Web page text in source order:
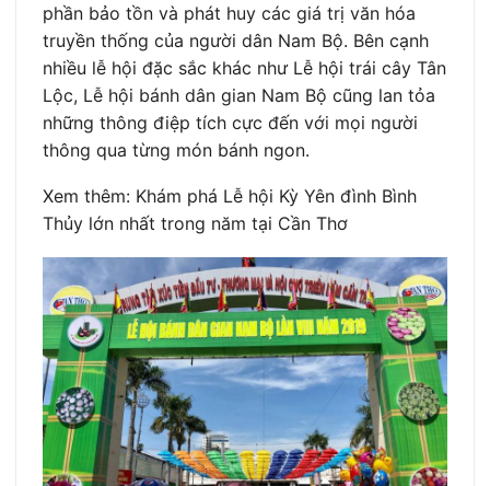
phần bảo tồn và phát huy các giá trị văn hóa
truyền thống của người dân Nam Bộ. Bên cạnh
nhiều lễ hội đặc sắc khác như Lễ hội trái cây Tân
Lộc, Lễ hội bánh dân gian Nam Bộ cũng lan tỏa
những thông điệp tích cực đến với mọi người
thông qua từng món bánh ngon.
Xem thêm: Khám phá Lễ hội Kỳ Yên đình Bình
Thủy lớn nhất trong năm tại Cần Thơ